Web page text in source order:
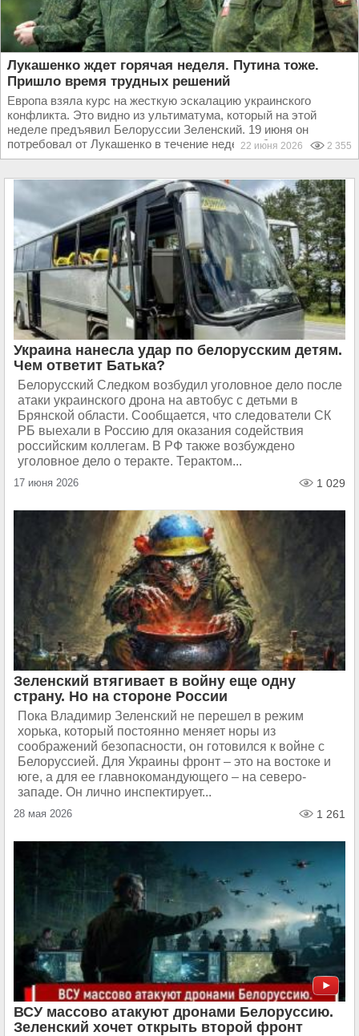
Лукашенко ждет горячая неделя. Путина тоже.
Пришло время трудных решений
Европа взяла курс на жесткую эскалацию украинского
конфликта. Это видно из ультиматума, который на этой
неделе предъявил Белоруссии Зеленский. 19 июня он
потребовал от Лукашенко в течение недели убрать с...
22 июня 2026 2 355
Украина нанесла удар по белорусским детям.
Чем ответит Батька?
Белорусский Следком возбудил уголовное дело после
атаки украинского дрона на автобус с детьми в
Брянской области. Сообщается, что следователи СК
РБ выехали в Россию для оказания содействия
российским коллегам. В РФ также возбуждено
уголовное дело о теракте. Терактом...
17 июня 2026 1 029
Зеленский втягивает в войну еще одну
страну. Но на стороне России
Пока Владимир Зеленский не перешел в режим
хорька, который постоянно меняет норы из
соображений безопасности, он готовился к войне с
Белоруссией. Для Украины фронт – это на востоке и
юге, а для ее главнокомандующего – на северо-
западе. Он лично инспектирует...
28 мая 2026 1 261
ВСУ массово атакуют дронами Белоруссию.
Зеленский хочет открыть второй фронт